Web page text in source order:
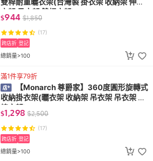
雙桿耐重曬衣架(台灣製 掛衣架 收納架 伸縮
衣架 吊衣架 雙桿衣架)
$944 $1,850
(17)
總銷量>100
跨店折 登記
滿1件享79折
【Monarch 尊爵家】360度圓形旋轉式
收納掛衣架(曬衣架 收納架 吊衣架 吊衣架 伸
縮衣架)
$1,298 $2,500
(17)
總銷量>100
跨店折 登記